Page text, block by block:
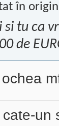
în
si tu ca
de
un